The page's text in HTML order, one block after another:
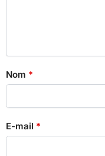
Nom *
E-mail *